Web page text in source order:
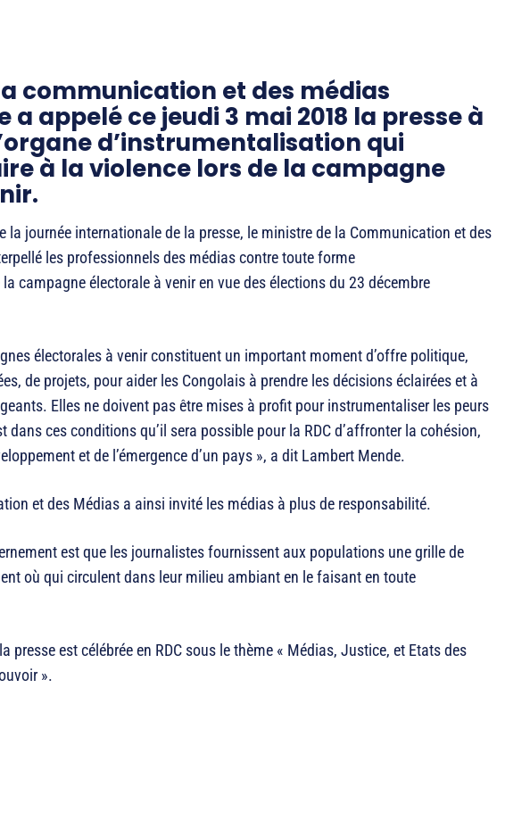
communication et des médias
a appelé ce jeudi 3 mai 2018 la presse à
d’instrumentalisation qui
à la violence lors de la campagne
la journée internationale de la presse, le ministre de la Communication et des
les professionnels des médias contre toute forme
campagne électorale à venir en vue des élections du 23 décembre
électorales à venir constituent un important moment d’offre politique,
de projets, pour aider les Congolais à prendre les décisions éclairées et à
Elles ne doivent pas être mises à profit pour instrumentaliser les peurs
dans ces conditions qu’il sera possible pour la RDC d’affronter la cohésion,
et de l’émergence d’un pays », a dit Lambert Mende.
et des Médias a ainsi invité les médias à plus de responsabilité.
est que les journalistes fournissent aux populations une grille de
où qui circulent dans leur milieu ambiant en le faisant en toute
presse est célébrée en RDC sous le thème « Médias, Justice, et Etats des
».